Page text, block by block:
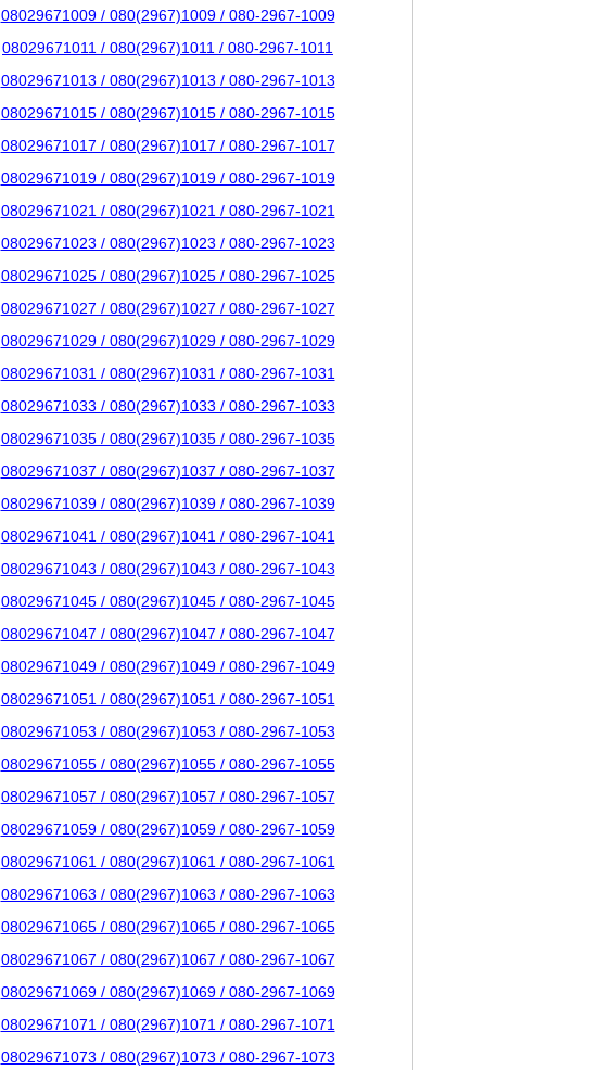
08029671009 / 080(2967)1009 / 080-2967-1009
08029671011 / 080(2967)1011 / 080-2967-1011
08029671013 / 080(2967)1013 / 080-2967-1013
08029671015 / 080(2967)1015 / 080-2967-1015
08029671017 / 080(2967)1017 / 080-2967-1017
08029671019 / 080(2967)1019 / 080-2967-1019
08029671021 / 080(2967)1021 / 080-2967-1021
08029671023 / 080(2967)1023 / 080-2967-1023
08029671025 / 080(2967)1025 / 080-2967-1025
08029671027 / 080(2967)1027 / 080-2967-1027
08029671029 / 080(2967)1029 / 080-2967-1029
08029671031 / 080(2967)1031 / 080-2967-1031
08029671033 / 080(2967)1033 / 080-2967-1033
08029671035 / 080(2967)1035 / 080-2967-1035
08029671037 / 080(2967)1037 / 080-2967-1037
08029671039 / 080(2967)1039 / 080-2967-1039
08029671041 / 080(2967)1041 / 080-2967-1041
08029671043 / 080(2967)1043 / 080-2967-1043
08029671045 / 080(2967)1045 / 080-2967-1045
08029671047 / 080(2967)1047 / 080-2967-1047
08029671049 / 080(2967)1049 / 080-2967-1049
08029671051 / 080(2967)1051 / 080-2967-1051
08029671053 / 080(2967)1053 / 080-2967-1053
08029671055 / 080(2967)1055 / 080-2967-1055
08029671057 / 080(2967)1057 / 080-2967-1057
08029671059 / 080(2967)1059 / 080-2967-1059
08029671061 / 080(2967)1061 / 080-2967-1061
08029671063 / 080(2967)1063 / 080-2967-1063
08029671065 / 080(2967)1065 / 080-2967-1065
08029671067 / 080(2967)1067 / 080-2967-1067
08029671069 / 080(2967)1069 / 080-2967-1069
08029671071 / 080(2967)1071 / 080-2967-1071
08029671073 / 080(2967)1073 / 080-2967-1073